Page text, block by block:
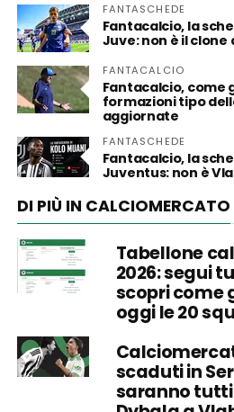
FANTASCHEDE
Fantacalcio, la
Juve: non è il clone
FANTACALCIO
Fantacalcio, come
formazioni tipo
aggiornate
FANTASCHEDE
Fantacalcio, la
Juventus: non è
DI PIÙ IN CALCIOMERCATO
Tabellone
2026: segui
scopri come
oggi le 20
scaduti in
saranno